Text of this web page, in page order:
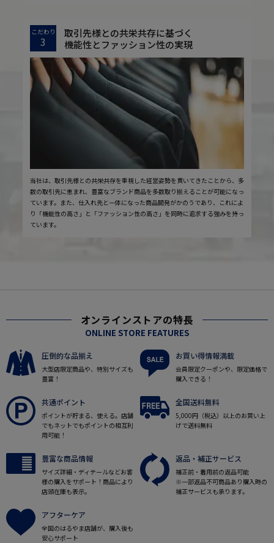
こだわり
3
取引先様との共栄共存に基づく
機能性とファッション性の実現
当社は、取引先様との共栄共存を重視した経営姿勢を貫いてきたことから、多
数の取引先に恵まれ、豊富なブランド商品を多数取り揃えることが可能になっ
ています。また、仕入れ先と一体になった商品開発がかのうであり、これによ
り「機能性の高さ」と「ファッション性の高さ」を同時に追求する強みを持っ
ています。
オンラインストアの特長
ONLINE STORE FEATURES
圧倒的な品揃え
大型店限定商品や、特別サイズも
豊富！
お買い得情報満載
会員限定クーポンや、限定価格で
購入できる！
共通ポイント
ポイントが貯まる、使える。店舗
でもネットでもポイントの相互利
用可能！
全国送料無料
5,000円（税込）以上のお買い上
げで送料無料
豊富な商品情報
サイズ詳細・ディテールなどお客
様の購入をサポート！商品により
店頭在庫も表示。
返品・補正サービス
補正前・着用前の返品可能
※一部返品不可商品あり購入時の
補正サービスも承ります。
アフターケア
全国のはるやま店舗が、購入後も
安心サポート